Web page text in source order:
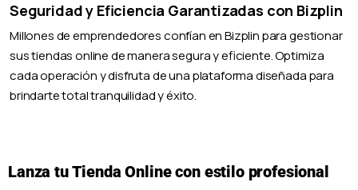
Seguridad y Eficiencia Garantizadas con Bizplin
Millones de emprendedores confían en Bizplin para gestionar
sus tiendas online de manera segura y eficiente. Optimiza
cada operación y disfruta de una plataforma diseñada para
brindarte total tranquilidad y éxito.
Lanza tu Tienda Online con estilo profesional